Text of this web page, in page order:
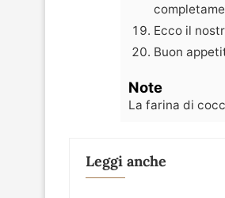
Ecco il
Buon
Note
La farina di
Leggi anche